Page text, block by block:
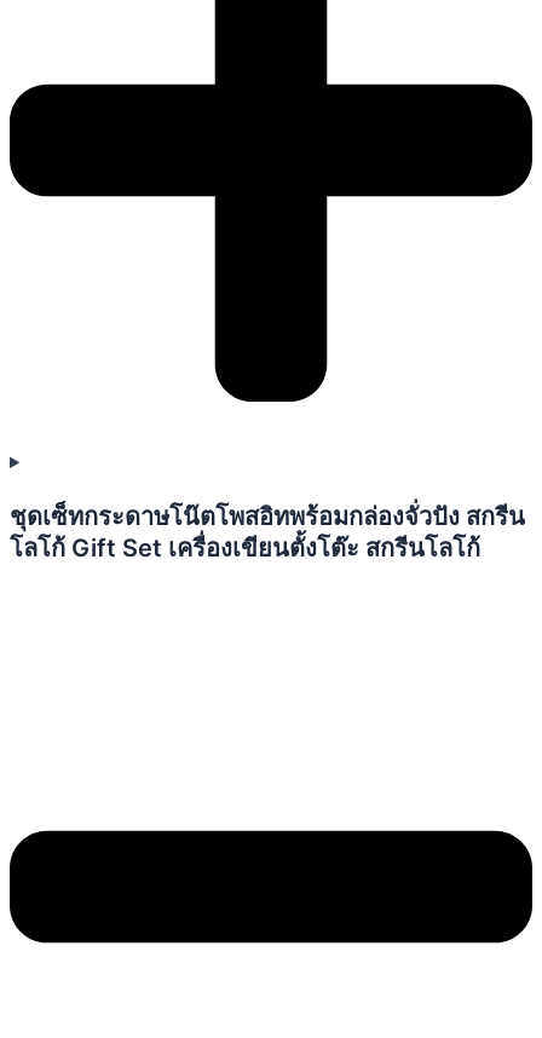
ชุดเซ็ทกระดาษโน๊ตโพสอิทพร้อมกล่องจั่วปัง สกรีน
โลโก้ Gift Set เครื่องเขียนตั้งโต๊ะ สกรีนโลโก้